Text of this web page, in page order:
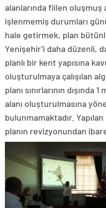
alanlarında fiilen
işlenmemiş durumları
hale getirmek, plan
Yenişehir’i daha düzenli,
planlı bir kent yapısına
oluşturulmaya çalışılan
planı sınırlarının
alanı oluşturulmasına
bulunmamaktadır.
planın revizyonundan